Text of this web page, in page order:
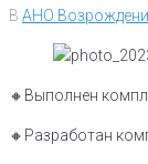
В АНО
🔸️Выполнен
🔸️Разработан